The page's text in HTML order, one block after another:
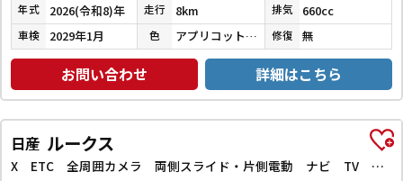
年式 2026(令和8)年 走行 8km 排気 660cc
車検 2029年1月 色 アプリコットピンクメタリック／シャイニングホワイトパール 修復 無
お問い合わせ 詳細はこちら
日産 ルークス
X ETC 全周囲カメラ 両側スライド・片側電動 ナビ TV クリアランスソナー 衝突被害軽減システム オートライト スマートキー アイドリングストップ 電動格納ミラー ベンチシート CVT